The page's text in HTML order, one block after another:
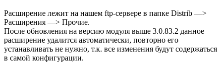
Расширение лежит на нашем ftp-сервере в папке Distrib —>
Расширения —> Прочие.
После обновления на версию модуля выше 3.0.83.2 данное
расширение удалится автоматически, повторно его
устанавливать не нужно, т.к. все изменения будут содержаться
в самой конфигурации.